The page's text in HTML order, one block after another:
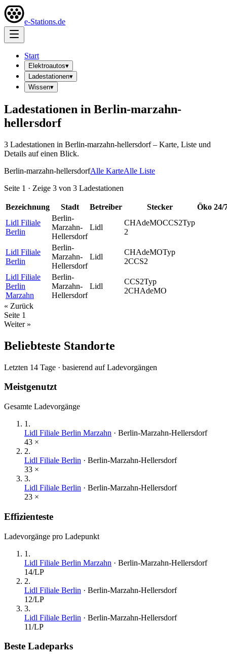
e-Stations.de
Start
Elektroautos▾
Ladestationen▾
Wissen▾
Ladestationen in Berlin-marzahn-
hellersdorf
3 Ladestationen in Berlin-marzahn-hellersdorf– Karte, Liste und
Details auf einen Blick.
Berlin-marzahn-hellersdorfAlle KarteAlle Liste
Seite 1 · Zeige 3 von 3 Ladestationen
Bezeichnung Stadt Betreiber Stecker Öko 24/
Lidl Filiale
Berlin
Berlin-
Marzahn-
Hellersdorf
Lidl
CHAdeMOCCS2Typ
2
Lidl Filiale
Berlin
Berlin-
Marzahn-
Hellersdorf
Lidl
CHAdeMOTyp
2CCS2
Lidl Filiale
Berlin
Marzahn
Berlin-
Marzahn-
Hellersdorf
Lidl
CCS2Typ
2CHAdeMO
« Zurück
Seite 1
Weiter »
Beliebteste Standorte
Letzten 14 Tage · basierend auf Ladevorgängen
Meistgenutzt
Gesamte Ladevorgänge
1 .
Lidl Filiale Berlin Marzahn · Berlin-Marzahn-Hellersdorf
43 ×
2.
Lidl Filiale Berlin · Berlin-Marzahn-Hellersdorf
33 ×
3.
Lidl Filiale Berlin · Berlin-Marzahn-Hellersdorf
23 ×
Effizienteste
Ladevorgänge pro Ladepunkt
1 .
Lidl Filiale Berlin Marzahn · Berlin-Marzahn-Hellersdorf
14/LP
2.
Lidl Filiale Berlin · Berlin-Marzahn-Hellersdorf
12/LP
3.
Lidl Filiale Berlin · Berlin-Marzahn-Hellersdorf
11/LP
Beste Ladeparks